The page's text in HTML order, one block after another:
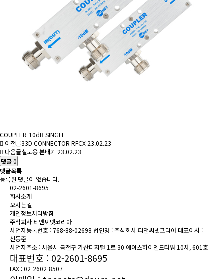
COUPLER-10dB SINGLE
이전글33D CONNECTOR RFCX 23.02.23
다음글철도용 분배기 23.02.23
댓글0
댓글목록
등록된 댓글이 없습니다.
02-2601-8695
회사소개
오시는길
개인정보처리방침
주식회사 티앤씨넷코리아
사업자등록번호 : 768-88-02698 법인명 : 주식회사 티앤씨넷코리아 대표이사 :
신동준
사업자주소 : 서울시 금천구 가산디지털 1로 30 에이스하이엔드타워 10차, 601호
대표번호 : 02-2601-8695
FAX : 02-2602-8507